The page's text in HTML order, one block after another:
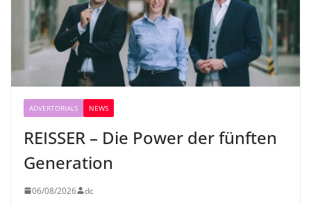
ADVERTORIALS NEWS
REISSER – Die Power der fünften
Generation
06/08/2026 dc